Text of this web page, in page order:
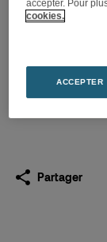
Eléments
2015
Télécharger
Partager
accepter. Pour
cookies.
ACCEPTER